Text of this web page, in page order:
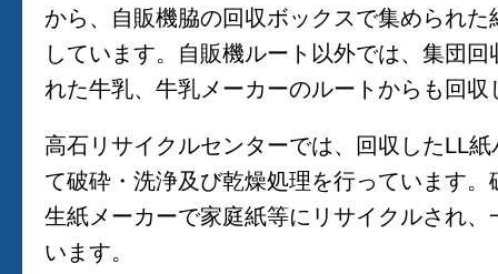
から、自販機脇の回収ボックスで集められ
しています。自販機ルート以外では、集団
れた牛乳、牛乳メーカーのルートからも回収
高石リサイクルセンターでは、回収したLL
て破砕・洗浄及び乾燥処理を行っています
生紙メーカーで家庭紙等にリサイクルされ
います。